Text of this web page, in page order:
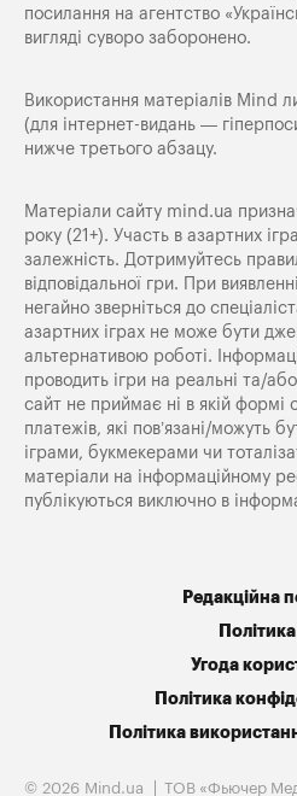
посилання на агентство
вигляді суворо заборонено.
Використання матеріалів Mind
(для інтернет-видань —
нижче третього абзацу.
Матеріали сайту mind.ua
року (21+). Участь в азартних
залежність. Дотримуйтесь
відповідальної гри. При
негайно зверніться до
азартних іграх не може бути
альтернативою роботі.
проводить ігри на реальні та/
сайт не приймає ні в якій формі
платежів, які пов’язані/можуть
іграми, букмекерами чи
матеріали на інформаційному
публікуються виключно в
Редакційна
Політика
Угода
Політика
Політика
© 2026 Mind.ua ТОВ «Фьючер